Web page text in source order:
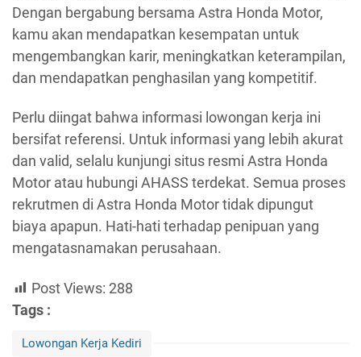
Dengan bergabung bersama Astra Honda Motor,
kamu akan mendapatkan kesempatan untuk
mengembangkan karir, meningkatkan keterampilan,
dan mendapatkan penghasilan yang kompetitif.
Perlu diingat bahwa informasi lowongan kerja ini
bersifat referensi. Untuk informasi yang lebih akurat
dan valid, selalu kunjungi situs resmi Astra Honda
Motor atau hubungi AHASS terdekat. Semua proses
rekrutmen di Astra Honda Motor tidak dipungut
biaya apapun. Hati-hati terhadap penipuan yang
mengatasnamakan perusahaan.
Post Views: 288
Tags :
Lowongan Kerja Kediri